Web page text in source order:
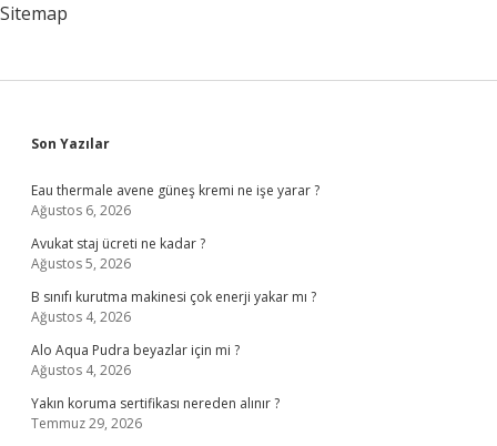
Sitemap
Sidebar
Son Yazılar
Eau thermale avene güneş kremi ne işe yarar ?
Ağustos 6, 2026
Avukat staj ücreti ne kadar ?
Ağustos 5, 2026
B sınıfı kurutma makinesi çok enerji yakar mı ?
Ağustos 4, 2026
Alo Aqua Pudra beyazlar için mi ?
Ağustos 4, 2026
Yakın koruma sertifikası nereden alınır ?
Temmuz 29, 2026